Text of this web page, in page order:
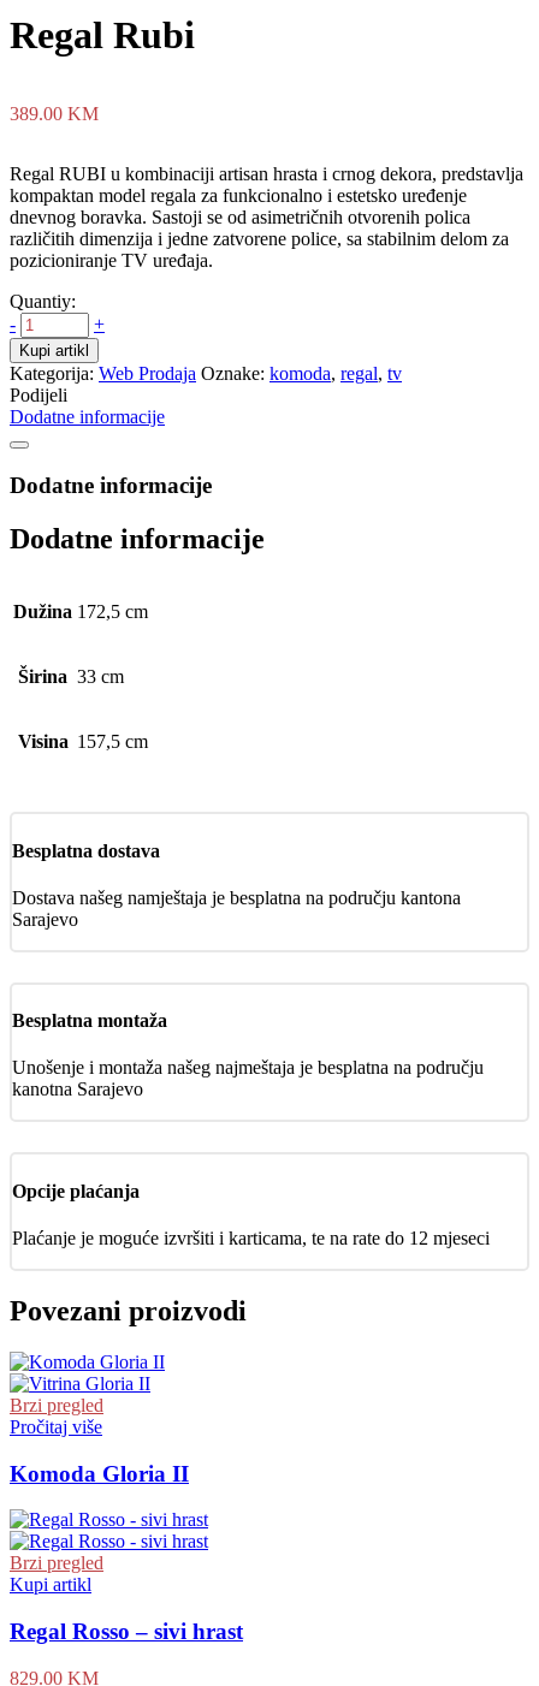
Regal Rubi
389.00 KM
Regal RUBI u kombinaciji artisan hrasta i crnog dekora, predstavlja
kompaktan model regala za funkcionalno i estetsko uređenje
dnevnog boravka. Sastoji se od asimetričnih otvorenih polica
različitih dimenzija i jedne zatvorene police, sa stabilnim delom za
pozicioniranje TV uređaja.
Quantiy:
-
+
Kupi artikl
Kategorija: Web Prodaja Oznake: komoda, regal, tv
Podijeli
Dodatne informacije
Dodatne informacije
Dodatne informacije
Dužina 172,5 cm
Širina 33 cm
Visina 157,5 cm
Besplatna dostava
Dostava našeg namještaja je besplatna na području kantona
Sarajevo
Besplatna montaža
Unošenje i montaža našeg najmeštaja je besplatna na području
kanotna Sarajevo
Opcije plaćanja
Plaćanje je moguće izvršiti i karticama, te na rate do 12 mjeseci
Povezani proizvodi
Brzi pregled
Pročitaj više
Komoda Gloria II
Brzi pregled
Kupi artikl
Regal Rosso – sivi hrast
829.00 KM